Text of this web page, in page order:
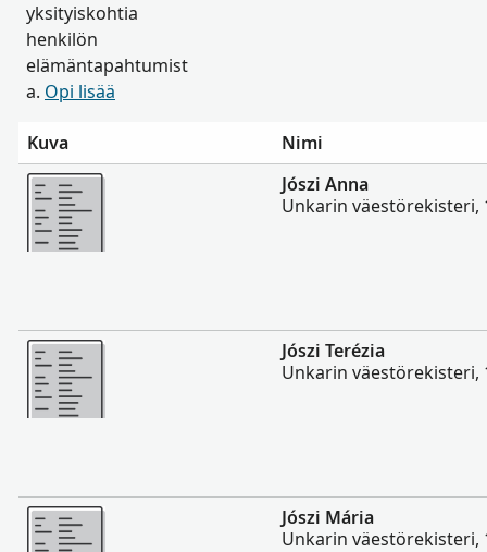
yksityiskohtia
henkilön
elämäntapahtumist
a. Opi lisää
Kuva
Nimi
Enemmän
Jószi Anna
Unkarin väestörekisteri,
Enemmän
Jószi Terézia
Unkarin väestörekisteri,
Enemmän
Jószi Mária
Unkarin väestörekisteri,